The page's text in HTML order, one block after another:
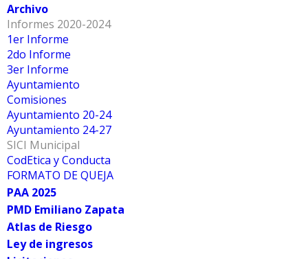
Archivo
Informes 2020-2024
1er Informe
2do Informe
3er Informe
Ayuntamiento
Comisiones
Ayuntamiento 20-24
Ayuntamiento 24-27
SICI Municipal
CodEtica y Conducta
FORMATO DE QUEJA
PAA 2025
PMD Emiliano Zapata
Atlas de Riesgo
Ley de ingresos
27
Ago
Inauguración de la Feria Patronal 2023 en la
Comunidad de Santa Bárbara
Este fin de semana se llevó a cabo la Inauguración de la
Feria Patronal 2023 en la Comunidad de Santa Bárbara por
Autoridades, Comité de Feria y Regidores. En dicho evento
se contó con la participación del Ballet María Sallé, Grupo